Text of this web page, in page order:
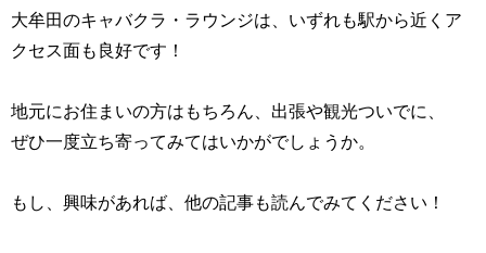
大牟田のキャバクラ・ラウンジは、いずれも駅から近くア
クセス面も良好です！
地元にお住まいの方はもちろん、出張や観光ついでに、
ぜひ一度立ち寄ってみてはいかがでしょうか。
もし、興味があれば、他の記事も読んでみてください！